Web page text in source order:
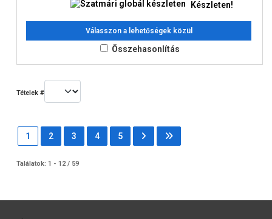
Készleten!
Válasszon a lehetőségek közül
Összehasonlítás
Tételek #
1 2 3 4 5
Találatok: 1 - 12 / 59